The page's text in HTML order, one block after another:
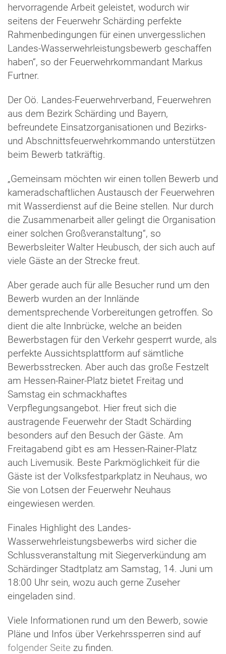
hervorragende Arbeit geleistet, wodurch wir
seitens der Feuerwehr Schärding perfekte
Rahmenbedingungen für einen unvergesslichen
Landes-Wasserwehrleistungsbewerb geschaffen
haben“, so der Feuerwehrkommandant Markus
Furtner.
Der Oö. Landes-Feuerwehrverband, Feuerwehren
aus dem Bezirk Schärding und Bayern,
befreundete Einsatzorganisationen und Bezirks-
und Abschnittsfeuerwehrkommando unterstützen
beim Bewerb tatkräftig.
„Gemeinsam möchten wir einen tollen Bewerb und
kameradschaftlichen Austausch der Feuerwehren
mit Wasserdienst auf die Beine stellen. Nur durch
die Zusammenarbeit aller gelingt die Organisation
einer solchen Großveranstaltung“, so
Bewerbsleiter Walter Heubusch, der sich auch auf
viele Gäste an der Strecke freut.
Aber gerade auch für alle Besucher rund um den
Bewerb wurden an der Innlände
dementsprechende Vorbereitungen getroffen. So
dient die alte Innbrücke, welche an beiden
Bewerbstagen für den Verkehr gesperrt wurde, als
perfekte Aussichtsplattform auf sämtliche
Bewerbsstrecken. Aber auch das große Festzelt
am Hessen-Rainer-Platz bietet Freitag und
Samstag ein schmackhaftes
Verpflegungsangebot. Hier freut sich die
austragende Feuerwehr der Stadt Schärding
besonders auf den Besuch der Gäste. Am
Freitagabend gibt es am Hessen-Rainer-Platz
auch Livemusik. Beste Parkmöglichkeit für die
Gäste ist der Volksfestparkplatz in Neuhaus, wo
Sie von Lotsen der Feuerwehr Neuhaus
eingewiesen werden.
Finales Highlight des Landes-
Wasserwehrleistungsbewerbs wird sicher die
Schlussveranstaltung mit Siegerverkündung am
Schärdinger Stadtplatz am Samstag, 14. Juni um
18:00 Uhr sein, wozu auch gerne Zuseher
eingeladen sind.
Viele Informationen rund um den Bewerb, sowie
Pläne und Infos über Verkehrssperren sind auf
folgender Seite zu finden.